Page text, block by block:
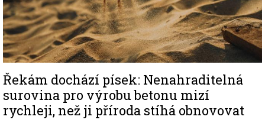
Řekám dochází písek: Nenahraditelná
surovina pro výrobu betonu mizí
rychleji, než ji příroda stíhá obnovovat